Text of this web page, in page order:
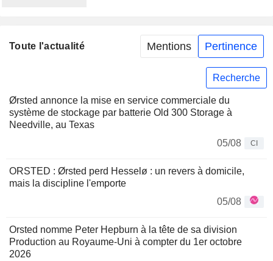
Toute l'actualité Mentions Pertinence
Recherche
Ørsted annonce la mise en service commerciale du
système de stockage par batterie Old 300 Storage à
Needville, au Texas
05/08
CI
ORSTED : Ørsted perd Hesselø : un revers à domicile,
mais la discipline l'emporte
05/08
Orsted nomme Peter Hepburn à la tête de sa division
Production au Royaume-Uni à compter du 1er octobre
2026